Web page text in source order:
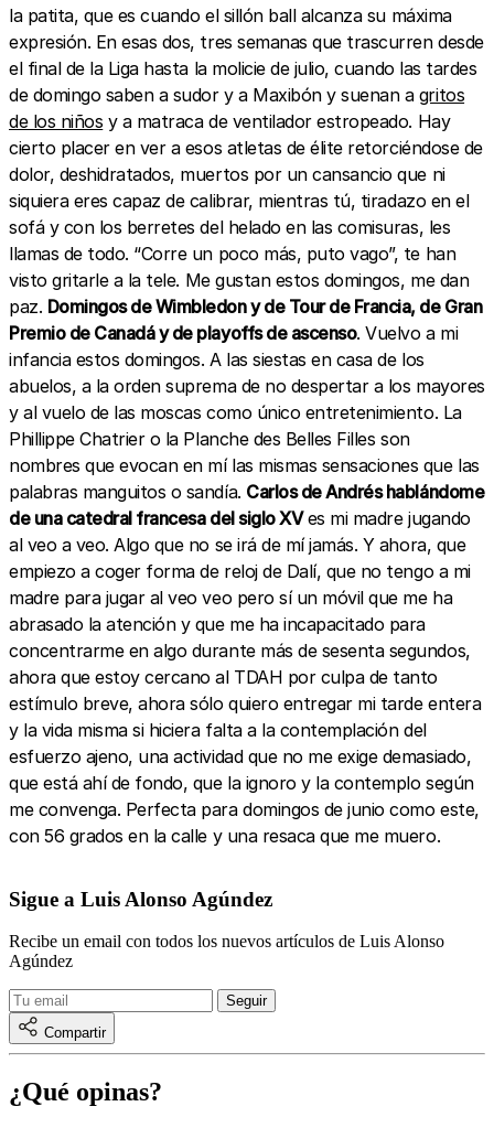
la patita, que es cuando el sillón ball alcanza su máxima
expresión. En esas dos, tres semanas que trascurren desde
el final de la Liga hasta la molicie de julio, cuando las tardes
de domingo saben a sudor y a Maxibón y suenan a gritos
de los niños y a matraca de ventilador estropeado. Hay
cierto placer en ver a esos atletas de élite retorciéndose de
dolor, deshidratados, muertos por un cansancio que ni
siquiera eres capaz de calibrar, mientras tú, tiradazo en el
sofá y con los berretes del helado en las comisuras, les
llamas de todo. “Corre un poco más, puto vago”, te han
visto gritarle a la tele. Me gustan estos domingos, me dan
paz. Domingos de Wimbledon y de Tour de Francia, de Gran
Premio de Canadá y de playoffs de ascenso. Vuelvo a mi
infancia estos domingos. A las siestas en casa de los
abuelos, a la orden suprema de no despertar a los mayores
y al vuelo de las moscas como único entretenimiento. La
Phillippe Chatrier o la Planche des Belles Filles son
nombres que evocan en mí las mismas sensaciones que las
palabras manguitos o sandía. Carlos de Andrés hablándome
de una catedral francesa del siglo XVes mi madre jugando
al veo a veo. Algo que no se irá de mí jamás. Y ahora, que
empiezo a coger forma de reloj de Dalí, que no tengo a mi
madre para jugar al veo veo pero sí un móvil que me ha
abrasado la atención y que me ha incapacitado para
concentrarme en algo durante más de sesenta segundos,
ahora que estoy cercano al TDAH por culpa de tanto
estímulo breve, ahora sólo quiero entregar mi tarde entera
y la vida misma si hiciera falta a la contemplación del
esfuerzo ajeno, una actividad que no me exige demasiado,
que está ahí de fondo, que la ignoro y la contemplo según
me convenga. Perfecta para domingos de junio como este,
con 56 grados en la calle y una resaca que me muero.
Sigue a Luis Alonso Agúndez
Recibe un email con todos los nuevos artículos de Luis Alonso
Agúndez
Compartir
¿Qué opinas?